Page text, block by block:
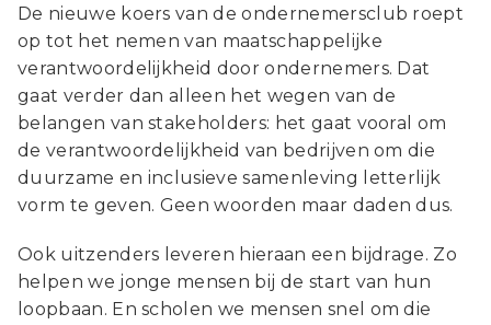
De nieuwe koers van de ondernemersclub roept
op tot het nemen van maatschappelijke
verantwoordelijkheid door ondernemers. Dat
gaat verder dan alleen het wegen van de
belangen van stakeholders: het gaat vooral om
de verantwoordelijkheid van bedrijven om die
duurzame en inclusieve samenleving letterlijk
vorm te geven. Geen woorden maar daden dus.
Ook uitzenders leveren hieraan een bijdrage. Zo
helpen we jonge mensen bij de start van hun
loopbaan. En scholen we mensen snel om die